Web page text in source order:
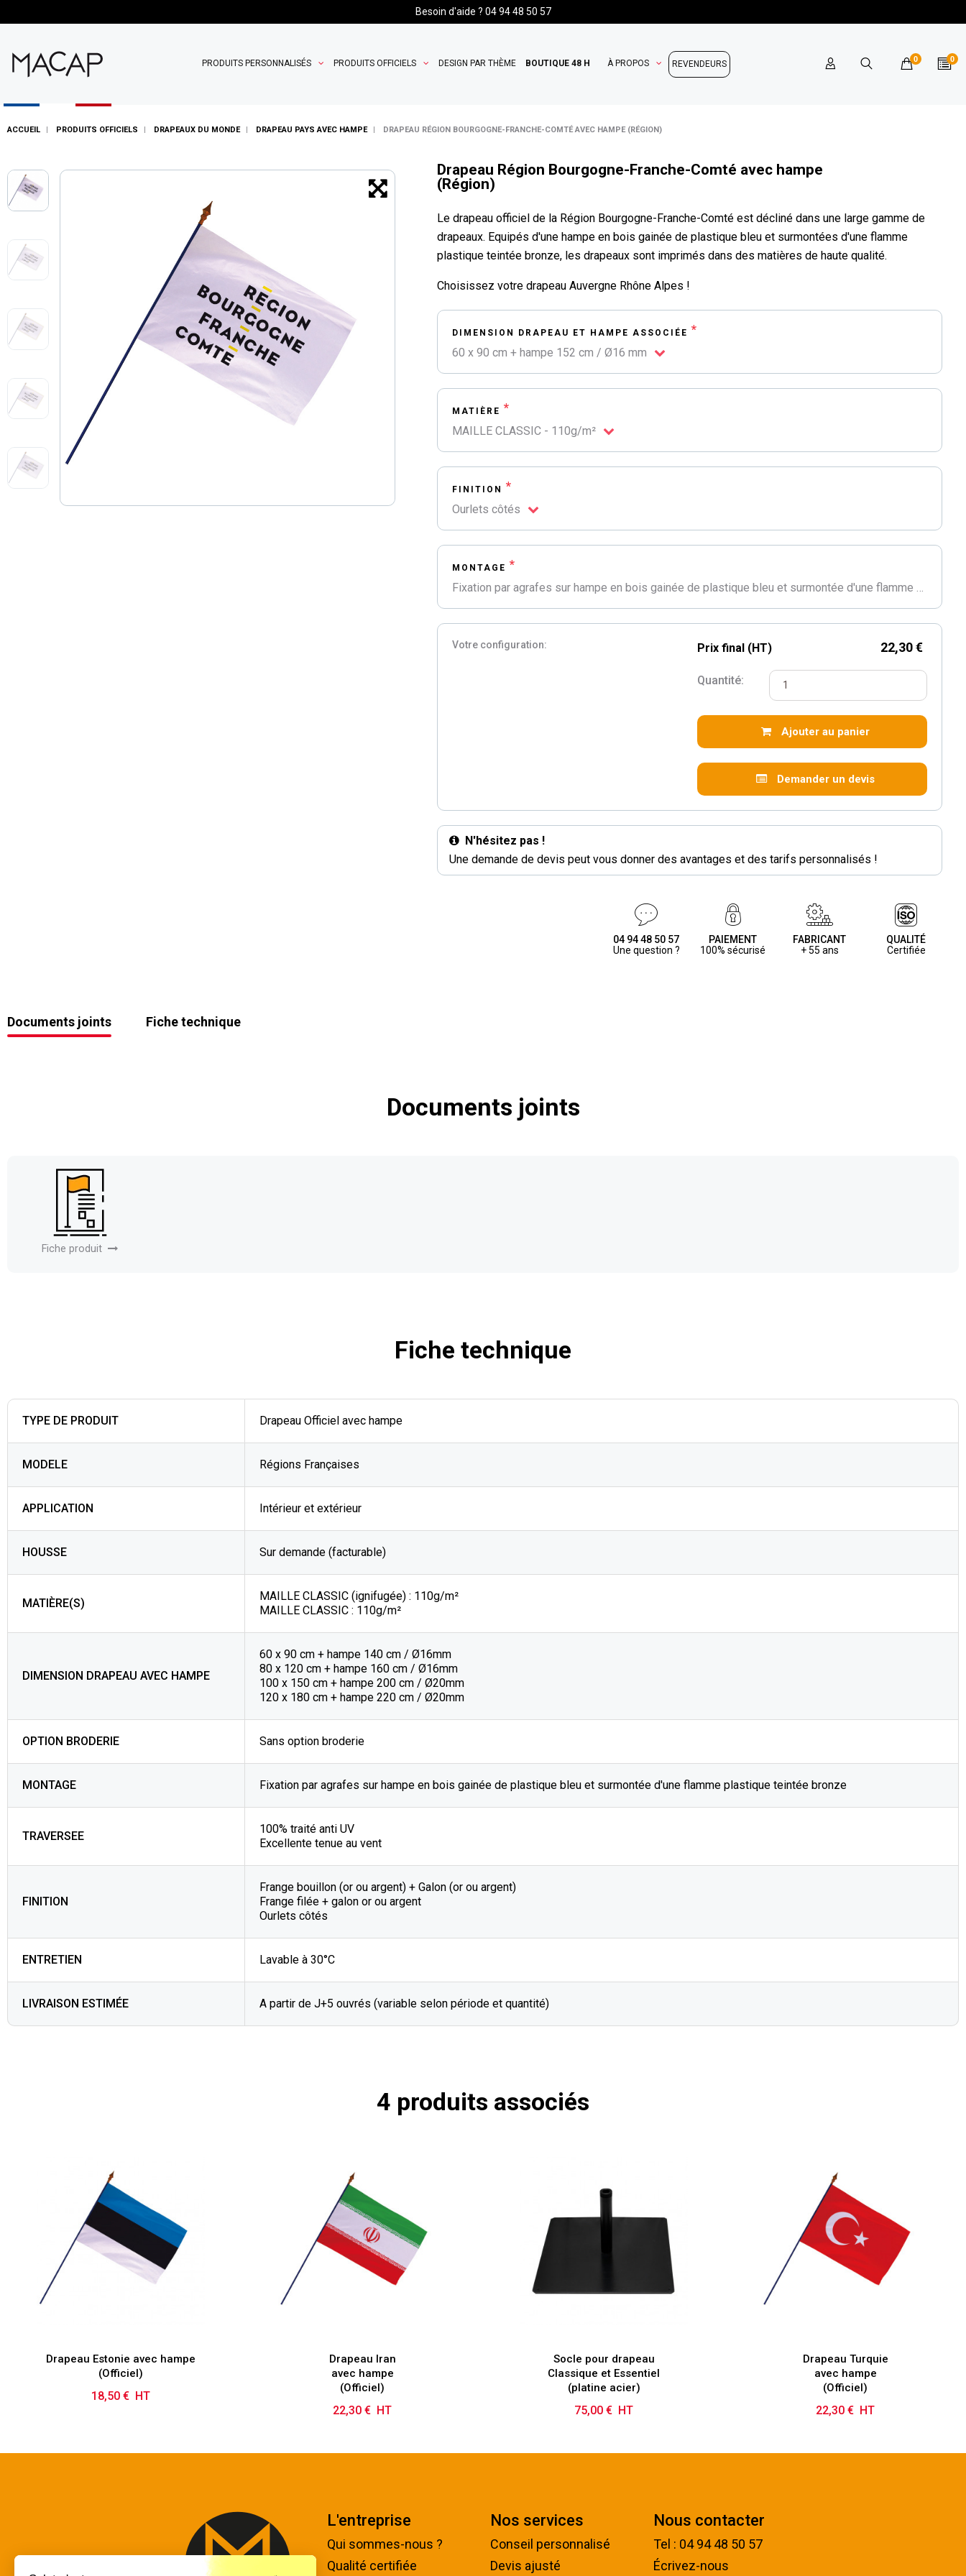
Besoin d'aide ? 04 94 48 50 57
PRODUITS PERSONNALISÉS PRODUITS OFFICIELS DESIGN PAR THÈME BOUTIQUE 48 H À PROPOS REVENDEURS
0 0
ACCUEIL PRODUITS OFFICIELS DRAPEAUX DU MONDE DRAPEAU PAYS AVEC HAMPE DRAPEAU RÉGION BOURGOGNE-FRANCHE-COMTÉ AVEC HAMPE (RÉGION)
Drapeau Région Bourgogne-Franche-Comté avec hampe
(Région)
Le drapeau officiel de la Région Bourgogne-Franche-Comté est décliné dans une large gamme de
drapeaux. Equipés d'une hampe en bois gainée de plastique bleu et surmontées d'une flamme
plastique teintée bronze, les drapeaux sont imprimés dans des matières de haute qualité.
Choisissez votre drapeau Auvergne Rhône Alpes !
DIMENSION DRAPEAU ET HAMPE ASSOCIÉE *
60 x 90 cm + hampe 152 cm / Ø16 mm
MATIÈRE *
MAILLE CLASSIC - 110g/m²
FINITION *
Ourlets côtés
MONTAGE *
Fixation par agrafes sur hampe en bois gainée de plastique bleu et surmontée d'une flamme plastique teintée bronze
Votre configuration: Prix final (HT) 22,30 €
Quantité:
Ajouter au panier
Demander un devis
N'hésitez pas !
Une demande de devis peut vous donner des avantages et des tarifs personnalisés !
04 94 48 50 57
Une question ?
PAIEMENT
100% sécurisé
FABRICANT
+ 55 ans
QUALITÉ
Certifiée
Documents joints Fiche technique
Documents joints
Fiche produit
Fiche technique
TYPE DE PRODUIT Drapeau Officiel avec hampe
MODELE Régions Françaises
APPLICATION Intérieur et extérieur
HOUSSE Sur demande (facturable)
MATIÈRE(S)
MAILLE CLASSIC (ignifugée) : 110g/m²
MAILLE CLASSIC : 110g/m²
DIMENSION DRAPEAU AVEC HAMPE
60 x 90 cm + hampe 140 cm / Ø16mm
80 x 120 cm + hampe 160 cm / Ø16mm
100 x 150 cm + hampe 200 cm / Ø20mm
120 x 180 cm + hampe 220 cm / Ø20mm
OPTION BRODERIE Sans option broderie
MONTAGE Fixation par agrafes sur hampe en bois gainée de plastique bleu et surmontée d'une flamme plastique teintée bronze
TRAVERSEE
100% traité anti UV
Excellente tenue au vent
FINITION
Frange bouillon (or ou argent) + Galon (or ou argent)
Frange filée + galon or ou argent
Ourlets côtés
ENTRETIEN Lavable à 30°C
LIVRAISON ESTIMÉE A partir de J+5 ouvrés (variable selon période et quantité)
4 produits associés
Drapeau Estonie avec hampe
(Officiel)
Prix
18,50 € HT
Drapeau Iran
avec hampe
(Officiel)
Prix
22,30 € HT
Socle pour drapeau
Classique et Essentiel
(platine acier)
Prix
75,00 € HT
Drapeau Turquie
avec hampe
(Officiel)
Prix
22,30 € HT
L'entreprise
Qui sommes-nous ?
Qualité certifiée
Nos services
Conseil personnalisé
Devis ajusté
Nous contacter
Tel : 04 94 48 50 57
Écrivez-nous